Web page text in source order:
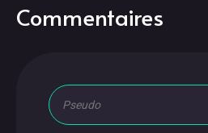
Commentaires